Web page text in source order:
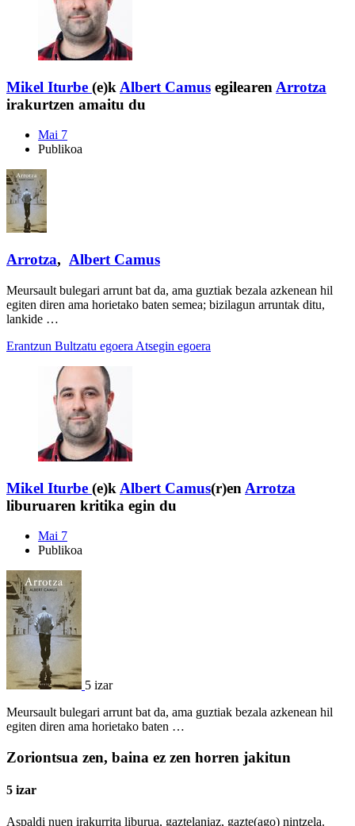
Mikel Iturbe (e)k Albert Camus egilearen Arrotza
irakurtzen amaitu du
Mai 7
Publikoa
Arrotza, Albert Camus
Meursault bulegari arrunt bat da, ama guztiak bezala azkenean hil
egiten diren ama horietako baten semea; bizilagun arruntak ditu,
lankide …
Erantzun Bultzatu egoera Atsegin egoera
Mikel Iturbe (e)k Albert Camus(r)en Arrotza
liburuaren kritika egin du
Mai 7
Publikoa
5 izar
Meursault bulegari arrunt bat da, ama guztiak bezala azkenean hil
egiten diren ama horietako baten …
Zoriontsua zen, baina ez zen horren jakitun
5 izar
Aspaldi nuen irakurrita liburua, gaztelaniaz, gazte(ago) nintzela.